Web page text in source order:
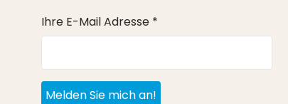
Ihre E-Mail Adresse *
Melden Sie mich an!